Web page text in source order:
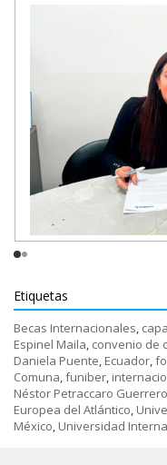
Etiquetas
Becas Internacionales,
Espinel Maila, convenio de
Daniela Puente, Ecuador,
Comuna,funiber,
Néstor Petraccaro Guerrero
Europea del Atlántico,
México, Universidad